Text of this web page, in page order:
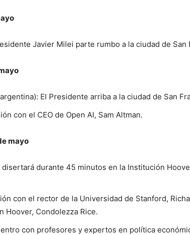
Javier Milei parte rumbo a la ciudad de San
El Presidente arriba a la ciudad de San
con el CEO de Open AI, Sam Altman.
mayo
disertará durante 45 minutos en la Institución
con el rector de la Universidad de Stanford,
Hoover, Condolezza Rice.
con profesores y expertos en política